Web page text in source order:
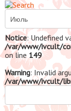
Notice: Undefined
/var/www/ivcult/
on line 149
Warning: Invalid
/var/www/ivcult/